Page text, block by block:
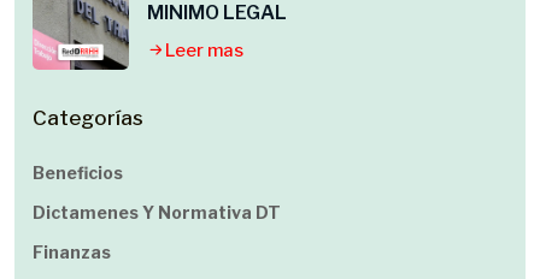
MINIMO LEGAL
Leer mas
Categorías
Beneficios
Dictamenes Y Normativa DT
Finanzas